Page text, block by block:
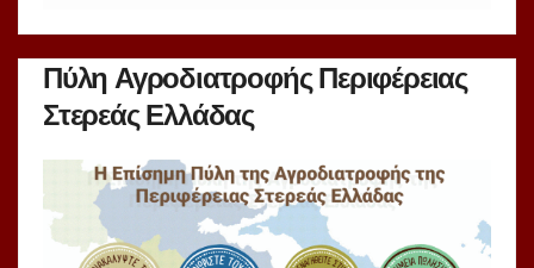
Πύλη Αγροδιατροφής Περιφέρειας
Στερεάς Ελλάδας